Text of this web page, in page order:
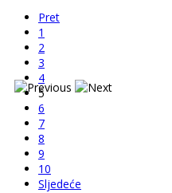
Pret
1
2
3
4
5
6
7
8
9
10
Sljedeće